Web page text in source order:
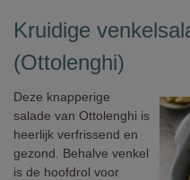
Kruidige
(Ottolenghi)
Deze knapperige
salade van Ottolenghi is
heerlijk verfrissend en
gezond. Behalve venkel
is de hoofdrol voor